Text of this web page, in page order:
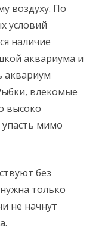
воздуху. По
условий
наличие
аквариума и
аквариум
влекомые
высоко
мимо
без
только
не начнут